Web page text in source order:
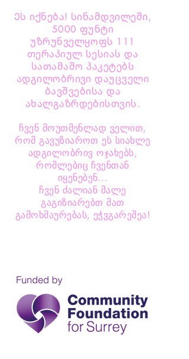
Ეს იქნება! სინამდვილეში,
5000 ფუნტი
უზრუნველყოფს 111
თერაპიულ სესიას და
სათამაშო პაკეტებს
ადგილობრივი დაუცველი
ბავშვებისა და
ახალგაზრდებისთვის.
ჩვენ მოუთმენლად ველით,
რომ გავუზიაროთ ეს სიახლე
ადგილობრივ ოჯახებს,
რომლებიც ჩვენთან
იყენებენ...
ჩვენ ძალიან მალე
გაგიზიარებთ მათ
გამოხმაურებას, ეჭვგარეშეა!